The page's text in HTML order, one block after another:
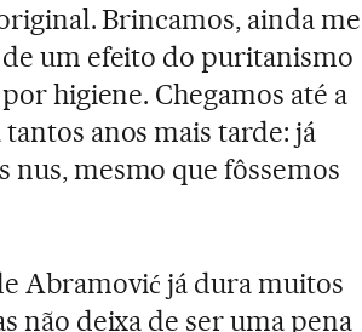
Brincamos, ainda me
um efeito do puritanismo
higiene. Chegamos até a
anos mais tarde: já
nus, mesmo que fôssemos
Abramović já dura muitos
não deixa de ser uma pena